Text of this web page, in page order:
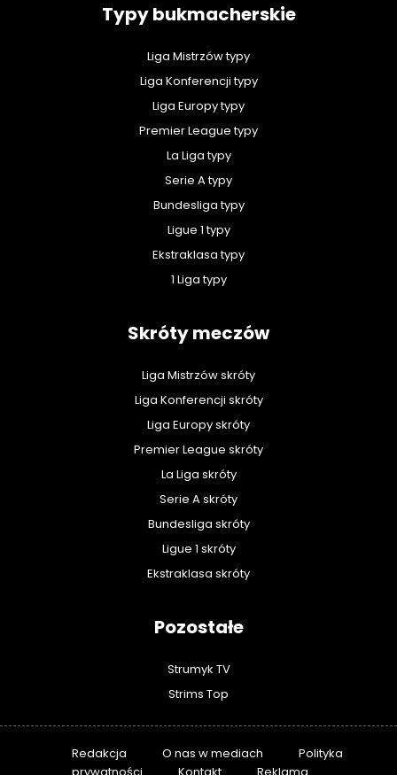
Typy bukmacherskie
Liga Mistrzów typy
Liga Konferencji typy
Liga Europy typy
Premier League typy
La Liga typy
Serie A typy
Bundesliga typy
Ligue 1 typy
Ekstraklasa typy
1 Liga typy
Skróty meczów
Liga Mistrzów skróty
Liga Konferencji skróty
Liga Europy skróty
Premier League skróty
La Liga skróty
Serie A skróty
Bundesliga skróty
Ligue 1 skróty
Ekstraklasa skróty
Pozostałe
Strumyk TV
Strims Top
Redakcja O nas w mediach
Polityka